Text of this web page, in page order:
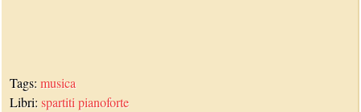
Tags:musica
Libri:spartiti pianoforte